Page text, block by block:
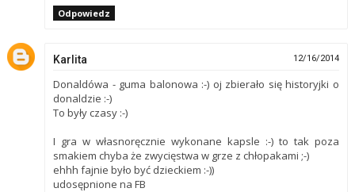
Odpowiedz
Karlita 12/16/2014
Donaldówa - guma balonowa :-) oj zbierało się historyjki o
donaldzie :-)
To były czasy :-)
I gra w własnoręcznie wykonane kapsle :-) to tak poza
smakiem chyba że zwycięstwa w grze z chłopakami ;-)
ehhh fajnie było być dzieckiem :-))
udosępnione na FB